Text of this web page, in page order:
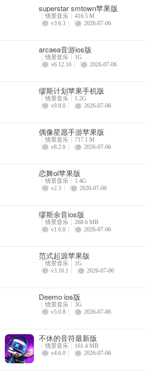
什么？伊洛迪亚说想为我们唱一首歌？那——安
"珂灵之花(feat. Elodia)" by BerryMelody
*不用下载，点击即玩*
修复了Dynamix Universe精选集中部分谱面
每日挑战正式开启！点击探索中的“月球”，
通过后即可获得丰厚奖励！
以下是相关介绍：
·每日0点所有玩家刷新同一课题曲，同一指
·点击“月球”查看目标歌曲、目标难度、目
击“YES”免费或支付一定珂灵币进入挑战界面。
·每一次挑战拥有三次机会，血条归零或任一目
游戏，退至挑战界面，同时机会数减一。机
界面则挑战失败，需要支付额外费用才可以继
·挑战游玩过程中不可重新开始，不可中途退
败。
另外，在伊洛迪亚的强烈要求下，点击“地球”
superstar smtown苹果版
情景音乐
416.5 M
v3.6.3
2026-07-06
arcaea音游ios版
情景音乐
1G
v6.12.10
2026-07-06
缪斯计划苹果手机版
情景音乐
1.2G
v9.8.0
2026-07-06
偶像星愿手游苹果版
情景音乐
717.1 M
v8.2.0
2026-07-06
恋舞ol苹果版
情景音乐
1.4G
v2.3
2026-07-06
缪斯余音ios版
情景音乐
268.6 MB
v1.6.0
2026-07-06
范式起源苹果版
情景音乐
1G
v3.16.1
2026-07-06
Deemo ios版
情景音乐
3G
v5.0.8
2026-07-06
不休的音符最新版
情景音乐
161.4 MB
v4.6.0
2026-07-06